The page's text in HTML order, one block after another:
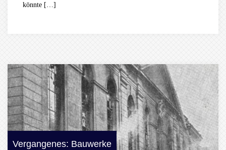
könnte […]
Vergangenes: Bauwerke